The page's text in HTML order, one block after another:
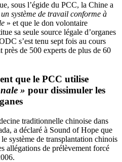
sous l’égide du PCC, la Chine a
système de travail conforme à
» et que le don volontaire
sa seule source légale d’organes
s’est tenu sept fois au cours
près de 500 experts de plus de 60
que le PCC utilise
» pour dissimuler les
traditionnelle chinoise dans
a déclaré à Sound of Hope que
système de transplantation chinois
allégations de prélèvement forcé